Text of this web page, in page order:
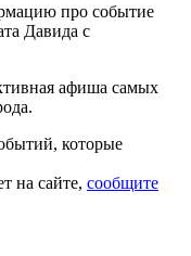
про событие
Давида с
афиша самых
которые
на сайте, сообщите